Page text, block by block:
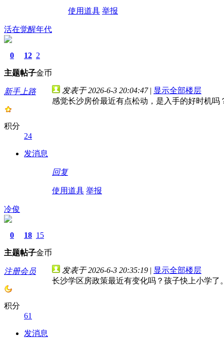
使用道具 举报
活在觉醒年代
0
主题
12
帖子
2
金币
新手上路
积分
24
发消息
发表于 2026-6-3 20:04:47 | 显示全部楼层
感觉长沙房价最近有点松动，是入手的好时机吗
回复
使用道具 举报
冷俊
0
主题
18
帖子
15
金币
注册会员
积分
61
发消息
发表于 2026-6-3 20:35:19 | 显示全部楼层
长沙学区房政策最近有变化吗？孩子快上小学了